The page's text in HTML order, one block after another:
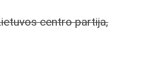
centro partija,